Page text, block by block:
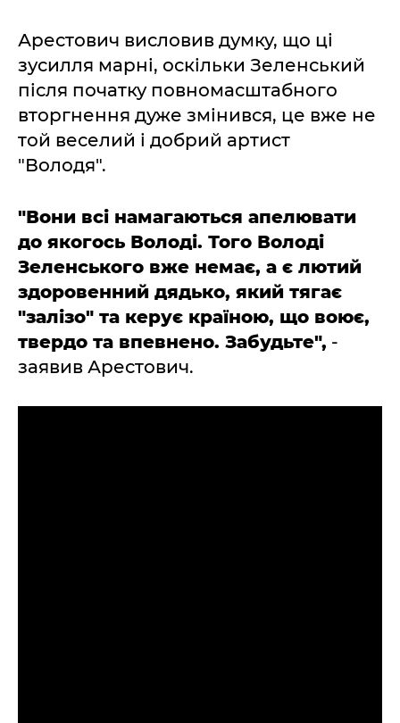
Арестович висловив думку, що ці
зусилля марні, оскільки Зеленський
після початку повномасштабного
вторгнення дуже змінився, це вже не
той веселий і добрий артист
"Володя".
"Вони всі намагаються апелювати
до якогось Володі. Того Володі
Зеленського вже немає, а є лютий
здоровенний дядько, який тягає
"залізо" та керує країною, що воює,
твердо та впевнено. Забудьте", -
заявив Арестович.